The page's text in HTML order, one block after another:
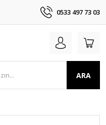
0533 497 73 03
ARA